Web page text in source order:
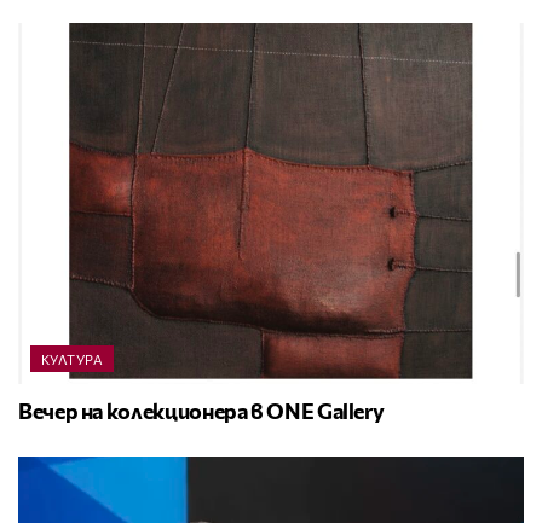
КУЛТУРА
Вечер на колекционера в ONE Gallery